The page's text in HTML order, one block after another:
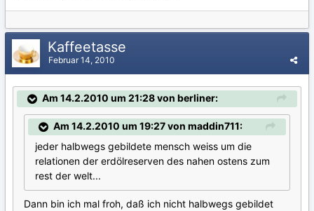
Kaffeetasse
Februar 14, 2010
Am 14.2.2010 um 21:28 von berliner:
Am 14.2.2010 um 19:27 von maddin711:
jeder halbwegs gebildete mensch weiss um die
relationen der erdölreserven des nahen ostens zum
rest der welt...
Dann bin ich mal froh, daß ich nicht halbwegs gebildet